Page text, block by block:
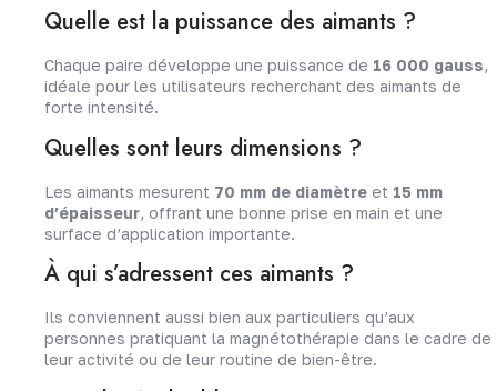
Quelle est la puissance des aimants ?
Chaque paire développe une puissance de 16 000 gauss,
idéale pour les utilisateurs recherchant des aimants de
forte intensité.
Quelles sont leurs dimensions ?
Les aimants mesurent 70 mm de diamètre et 15 mm
d’épaisseur, offrant une bonne prise en main et une
surface d’application importante.
À qui s’adressent ces aimants ?
Ils conviennent aussi bien aux particuliers qu’aux
personnes pratiquant la magnétothérapie dans le cadre de
leur activité ou de leur routine de bien-être.